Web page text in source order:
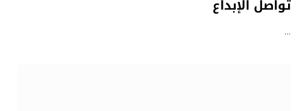
تُواصل الإبداع
…